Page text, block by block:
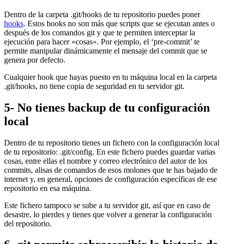
Dentro de la carpeta .git/hooks de tu repositorio puedes poner
hooks. Estos hooks no son más que scripts que se ejecutan antes o
después de los comandos git y que te permiten interceptar la
ejecución para hacer «cosas». Por ejemplo, el ‘pre-commit’ te
permite manipular dinámicamente el mensaje del commit que se
genera por defecto.
Cualquier hook que hayas puesto en tu máquina local en la carpeta
.git/hooks, no tiene copia de seguridad en tu servidor git.
5- No tienes backup de tu configuración
local
Dentro de tu repositorio tienes un fichero con la configuración local
de tu repositorio: .git/config. En este fichero puedes guardar varias
cosas, entre ellas el nombre y correo electrónico del autor de los
commits, alisas de comandos de esos molones que te has bajado de
internet y, en general, opciones de configuración específicas de ese
repositorio en esa máquina.
Este fichero tampoco se sube a tu servidor git, así que en caso de
desastre, lo pierdes y tienes que volver a generar la configuración
del repositorio.